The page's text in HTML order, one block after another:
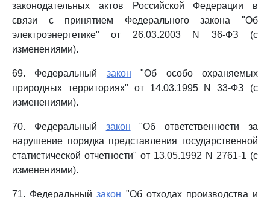
законодательных актов Российской Федерации в
связи с принятием Федерального закона "Об
электроэнергетике" от 26.03.2003 N 36-ФЗ (с
изменениями).
69. Федеральный закон "Об особо охраняемых
природных территориях" от 14.03.1995 N 33-ФЗ (с
изменениями).
70. Федеральный закон "Об ответственности за
нарушение порядка представления государственной
статистической отчетности" от 13.05.1992 N 2761-1 (с
изменениями).
71. Федеральныйзакон "Об отходах производства и